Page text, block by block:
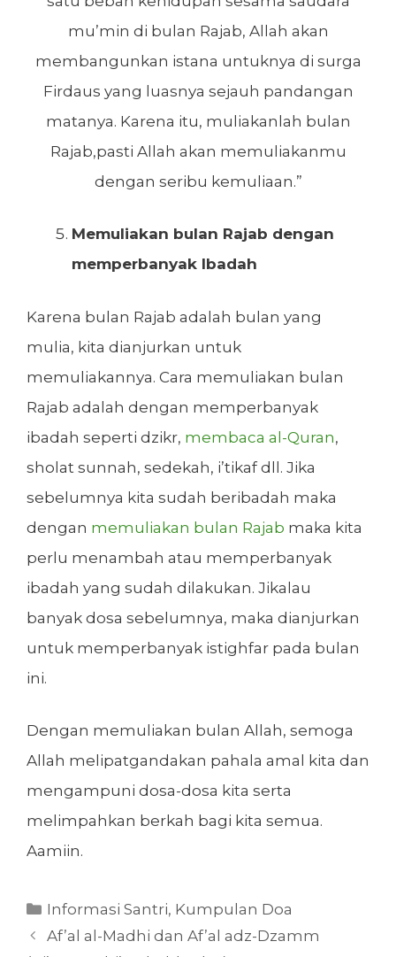
mu’min di bulan Rajab, Allah akan
membangunkan istana untuknya di surga
Firdaus yang luasnya sejauh pandangan
matanya. Karena itu, muliakanlah bulan
Rajab,pasti Allah akan memuliakanmu
dengan seribu kemuliaan.”
Memuliakan bulan Rajab dengan
memperbanyak Ibadah
Karena bulan Rajab adalah bulan yang
mulia, kita dianjurkan untuk
memuliakannya. Cara memuliakan bulan
Rajab adalah dengan memperbanyak
ibadah seperti dzikr, membaca al-Quran,
sholat sunnah, sedekah, i’tikaf dll. Jika
sebelumnya kita sudah beribadah maka
dengan memuliakan bulan Rajab maka kita
perlu menambah atau memperbanyak
ibadah yang sudah dilakukan. Jikalau
banyak dosa sebelumnya, maka dianjurkan
untuk memperbanyak istighfar pada bulan
ini.
Dengan memuliakan bulan Allah, semoga
Allah melipatgandakan pahala amal kita dan
mengampuni dosa-dosa kita serta
melimpahkan berkah bagi kita semua.
Aamiin.
Kategori
Informasi Santri, Kumpulan Doa
Af’al al-Madhi dan Af’al adz-Dzamm